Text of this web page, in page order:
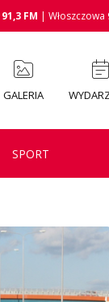
91,3 FM | Włoszczowa
GALERIA
SPORT